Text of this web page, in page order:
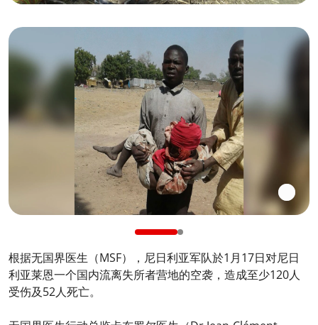
根据无国界医生（MSF），尼日利亚军队於1月17日对尼日
利亚莱恩一个国内流离失所者营地的空袭，造成至少120人
受伤及52人死亡。